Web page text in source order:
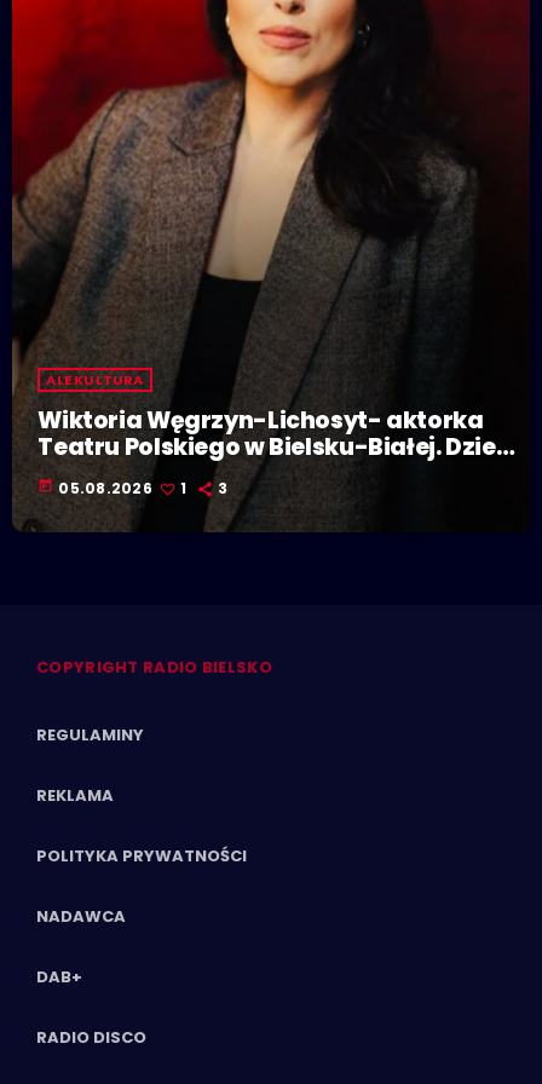
ALE KULTURA
Wiktoria Węgrzyn-Lichosyt- aktorka
Teatru Polskiego w Bielsku-Białej. Dzieje
się w Polskiej Stolicy Kultury!
today 05.08.2026 1 3
COPYRIGHT RADIO BIELSKO
REGULAMINY
REKLAMA
POLITYKA PRYWATNOŚCI
NADAWCA
DAB+
RADIO DISCO